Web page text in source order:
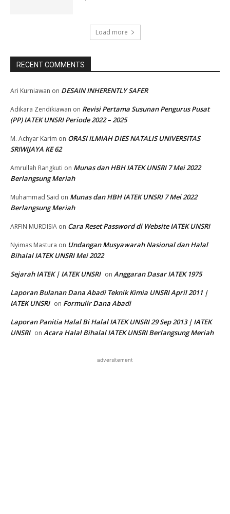
Load more
RECENT COMMENTS
Ari Kurniawan on DESAIN INHERENTLY SAFER
Adikara Zendikiawan on Revisi Pertama Susunan Pengurus Pusat
(PP) IATEK UNSRI Periode 2022 – 2025
M. Achyar Karim on ORASI ILMIAH DIES NATALIS UNIVERSITAS
SRIWIJAYA KE 62
Amrullah Rangkuti on Munas dan HBH IATEK UNSRI 7 Mei 2022
Berlangsung Meriah
Muhammad Said on Munas dan HBH IATEK UNSRI 7 Mei 2022
Berlangsung Meriah
ARFIN MURDISIA on Cara Reset Password di Website IATEK UNSRI
Nyimas Mastura on Undangan Musyawarah Nasional dan Halal
Bihalal IATEK UNSRI Mei 2022
Sejarah IATEK | IATEK UNSRI on Anggaran Dasar IATEK 1975
Laporan Bulanan Dana Abadi Teknik Kimia UNSRI April 2011 |
IATEK UNSRI on Formulir Dana Abadi
Laporan Panitia Halal Bi Halal IATEK UNSRI 29 Sep 2013 | IATEK
UNSRI on Acara Halal Bihalal IATEK UNSRI Berlangsung Meriah
adversitement